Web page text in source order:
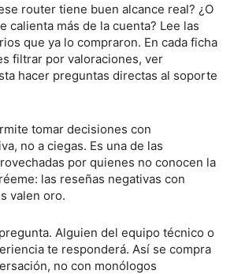
router tiene buen alcance real? ¿O
calienta más de la cuenta? Lee las
que ya lo compraron. En cada ficha
filtrar por valoraciones, ver
hacer preguntas directas al soporte
tomar decisiones con
no a ciegas. Es una de las
por quienes no conocen la
las reseñas negativas con
valen oro.
Alguien del equipo técnico o
te responderá. Así se compra
no con monólogos